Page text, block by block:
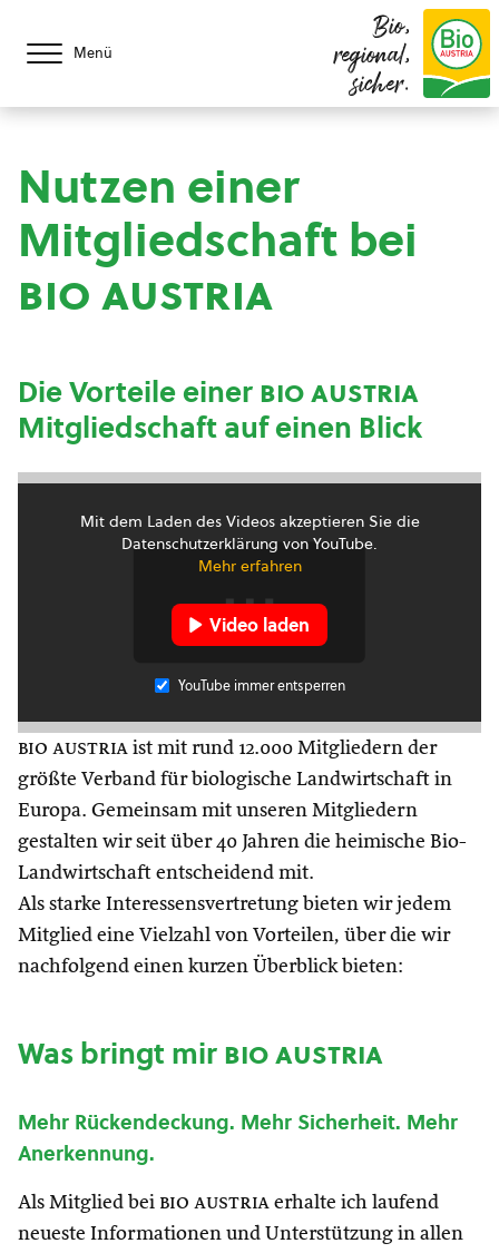
Menü
Bio,
regional,
sicher.
Nutzen einer
Mitgliedschaft bei
bio austria
Die Vorteile einerbio austria
Mitgliedschaft auf einen Blick
Mit dem Laden des Videos akzeptieren Sie die
Datenschutzerklärung von YouTube.
Mehr erfahren
Video laden
YouTube immer entsperren
bio austria ist mit rund 12.000 Mitgliedern der
größte Verband für biologische Landwirtschaft in
Europa. Gemeinsam mit unseren Mitgliedern
gestalten wir seit über 40 Jahren die heimische Bio-
Landwirtschaft entscheidend mit.
Als starke Interessensvertretung bieten wir jedem
Mitglied eine Vielzahl von Vorteilen, über die wir
nachfolgend einen kurzen Überblick bieten:
Was bringt mirbio austria
Mehr Rückendeckung. Mehr Sicherheit. Mehr
Anerkennung.
Als Mitglied bei bio austria erhalte ich laufend
neueste Informationen und Unterstützung in allen